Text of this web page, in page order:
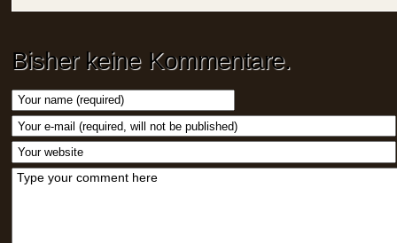
Bisher keine Kommentare.